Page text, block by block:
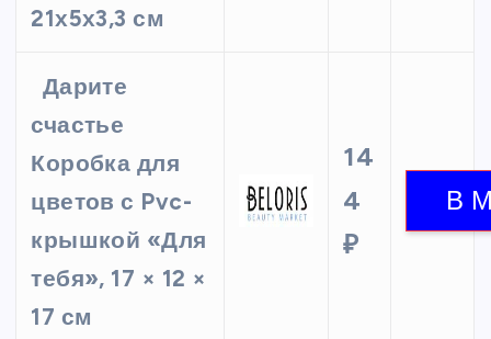
21х5х3,3 см
Дарите
счастье
Коробка для
цветов с Pvc-
крышкой «Для
тебя», 17 × 12 ×
17 см
14
4
₽